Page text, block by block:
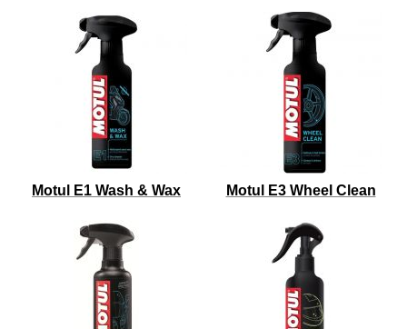
Motul E1 Wash & Wax Motul E3 Wheel Clean